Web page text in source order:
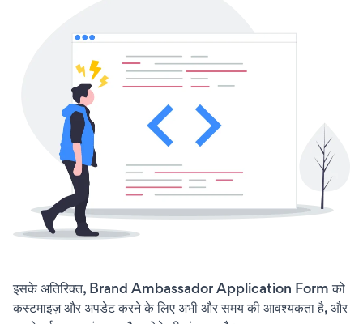
इसके अतिरिक्त, Brand Ambassador Application Form को
कस्टमाइज़ और अपडेट करने के लिए अभी और समय की आवश्यकता है, और